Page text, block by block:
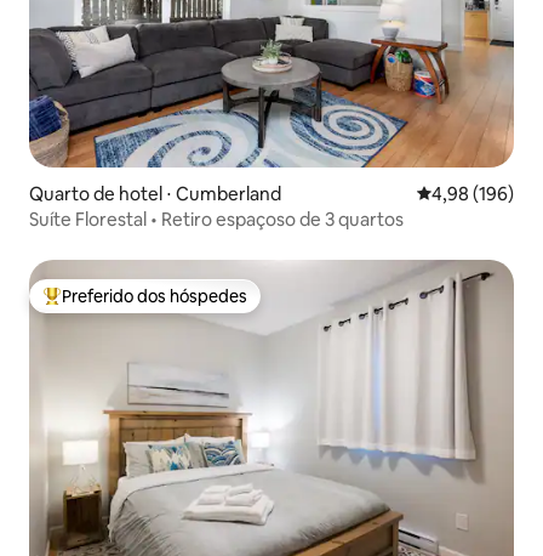
Quarto de hotel ⋅ Cumberland 4,98 de uma
4,98 (196)
Suíte Florestal • Retiro espaçoso de 3 quartos
Entre os melhores preferidos dos hóspedes
Preferido dos hóspedes